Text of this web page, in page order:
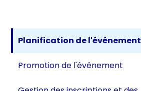
Planification de l'événement
Promotion de l'événement